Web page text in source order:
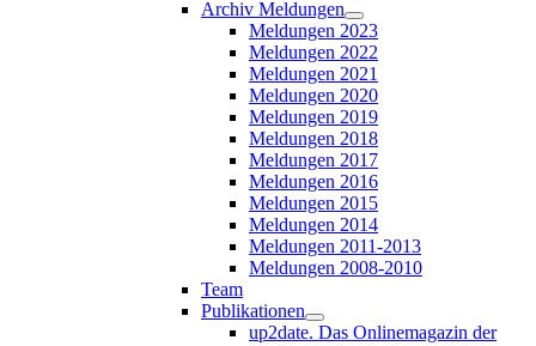
Archiv Meldungen
Meldungen 2023
Meldungen 2022
Meldungen 2021
Meldungen 2020
Meldungen 2019
Meldungen 2018
Meldungen 2017
Meldungen 2016
Meldungen 2015
Meldungen 2014
Meldungen 2011-2013
Meldungen 2008-2010
Team
Publikationen
up2date. Das Onlinemagazin der